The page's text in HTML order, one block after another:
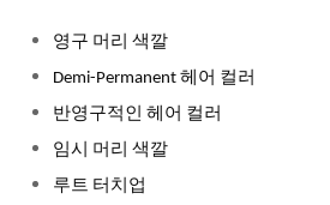
영구 머리 색깔
Demi-Permanent 헤어 컬러
반영구적인 헤어 컬러
임시 머리 색깔
루트 터치업